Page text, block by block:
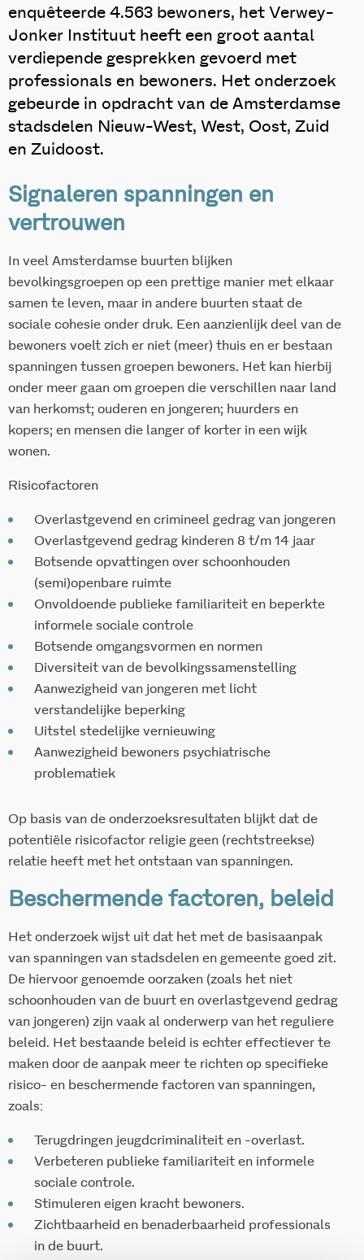
enquêteerde 4.563 bewoners, het Verwey-
Jonker Instituut heeft een groot aantal
verdiepende gesprekken gevoerd met
professionals en bewoners. Het onderzoek
gebeurde in opdracht van de Amsterdamse
stadsdelen Nieuw-West, West, Oost, Zuid
en Zuidoost.
Signaleren spanningen en
vertrouwen
In veel Amsterdamse buurten blijken
bevolkingsgroepen op een prettige manier met elkaar
samen te leven, maar in andere buurten staat de
sociale cohesie onder druk. Een aanzienlijk deel van de
bewoners voelt zich er niet (meer) thuis en er bestaan
spanningen tussen groepen bewoners. Het kan hierbij
onder meer gaan om groepen die verschillen naar land
van herkomst; ouderen en jongeren; huurders en
kopers; en mensen die langer of korter in een wijk
wonen.
Risicofactoren
Overlastgevend en crimineel gedrag van jongeren
Overlastgevend gedrag kinderen 8 t/m 14 jaar
Botsende opvattingen over schoonhouden
(semi)openbare ruimte
Onvoldoende publieke familiariteit en beperkte
informele sociale controle
Botsende omgangsvormen en normen
Diversiteit van de bevolkingssamenstelling
Aanwezigheid van jongeren met licht
verstandelijke beperking
Uitstel stedelijke vernieuwing
Aanwezigheid bewoners psychiatrische
problematiek
Op basis van de onderzoeksresultaten blijkt dat de
potentiële risicofactor religie geen (rechtstreekse)
relatie heeft met het ontstaan van spanningen.
Beschermende factoren, beleid
Het onderzoek wijst uit dat het met de basisaanpak
van spanningen van stadsdelen en gemeente goed zit.
De hiervoor genoemde oorzaken (zoals het niet
schoonhouden van de buurt en overlastgevend gedrag
van jongeren) zijn vaak al onderwerp van het reguliere
beleid. Het bestaande beleid is echter effectiever te
maken door de aanpak meer te richten op specifieke
risico- en beschermende factoren van spanningen,
zoals:
Terugdringen jeugdcriminaliteit en -overlast.
Verbeteren publieke familiariteit en informele
sociale controle.
Stimuleren eigen kracht bewoners.
Zichtbaarheid en benaderbaarheid professionals
in de buurt.